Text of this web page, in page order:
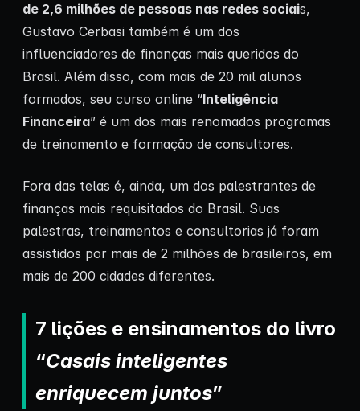
de 2,6 milhões de pessoas nas redes sociais,
Gustavo Cerbasi também é um dos
influenciadores de finanças mais queridos do
Brasil. Além disso, com mais de 20 mil alunos
formados, seu curso online “Inteligência
Financeira” é um dos mais renomados programas
de treinamento e formação de consultores.
Fora das telas é, ainda, um dos palestrantes de
finanças mais requisitados do Brasil. Suas
palestras, treinamentos e consultorias já foram
assistidos por mais de 2 milhões de brasileiros, em
mais de 200 cidades diferentes.
7 lições e ensinamentos do livro
“Casais inteligentes
enriquecem juntos”